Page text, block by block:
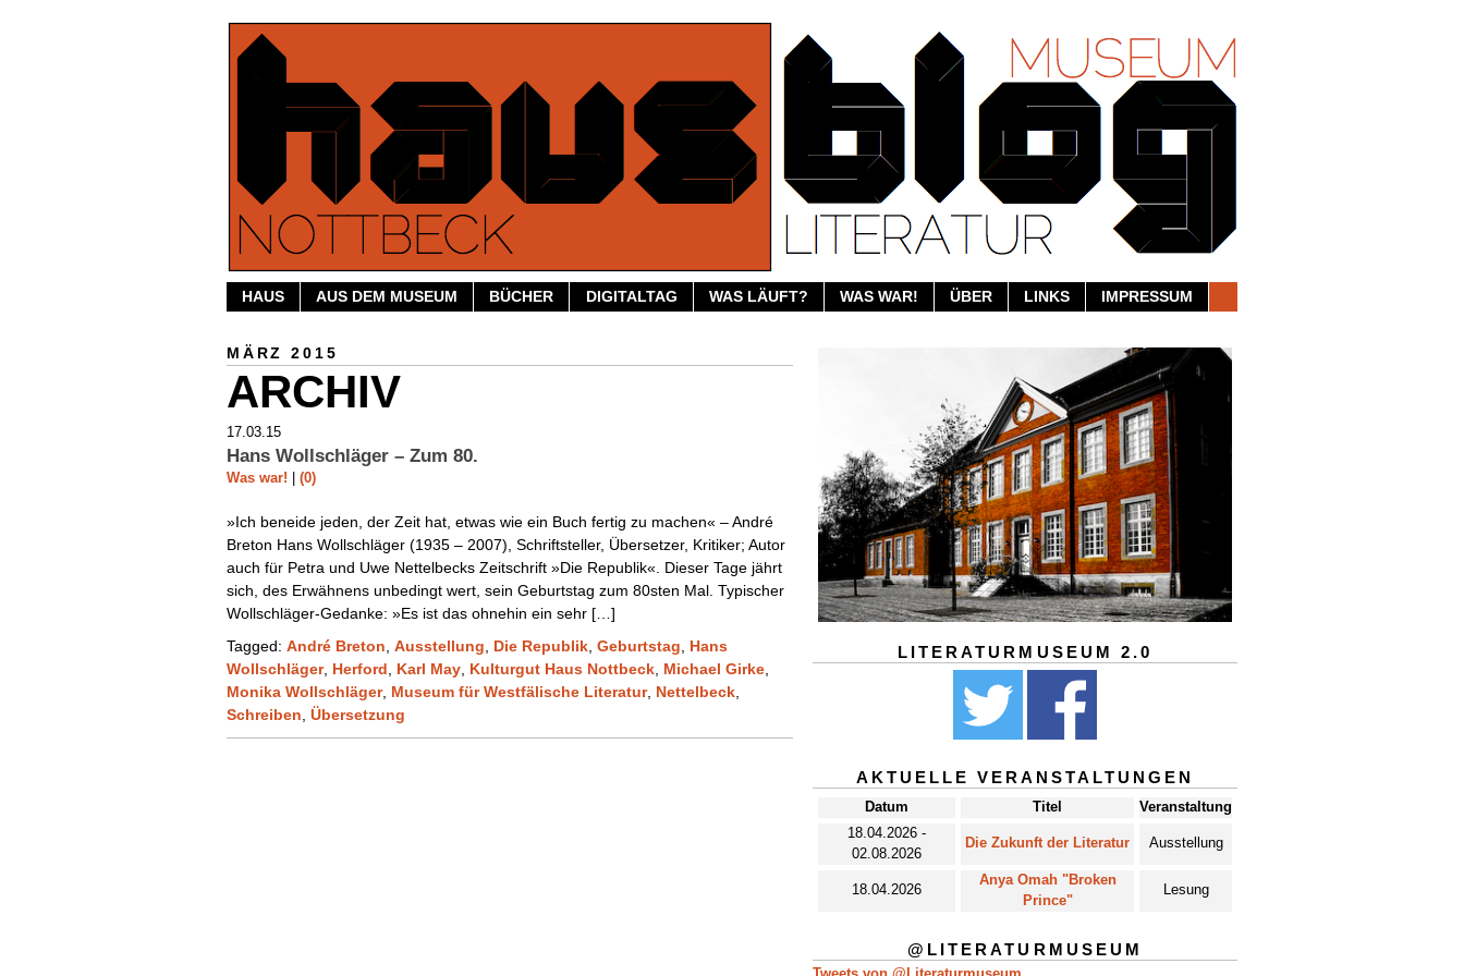
HAUS AUS DEM MUSEUM BÜCHER DIGITALTAG WAS LÄUFT? WAS WAR! ÜBER LINKS IMPRESSUM
MÄRZ 2015
ARCHIV
17.03.15
Hans Wollschläger – Zum 80.
Was war! (0)
»Ich beneide jeden, der Zeit hat, etwas wie ein Buch fertig zu machen« – André
Breton Hans Wollschläger (1935 – 2007), Schriftsteller, Übersetzer, Kritiker; Autor
auch für Petra und Uwe Nettelbecks Zeitschrift »Die Republik«. Dieser Tage jährt
sich, des Erwähnens unbedingt wert, sein Geburtstag zum 80sten Mal. Typischer
Wollschläger-Gedanke: »Es ist das ohnehin ein sehr […]
Tagged: André Breton Ausstellung Die Republik Geburtstag
Hans
Wollschläger, Herford Karl May Kulturgut Haus Nottbeck Michael Girke
Monika Wollschläger, Museum für Westfälische Literatur, Nettelbeck
Schreiben Übersetzung
LITERATURMUSEUM 2.0
AKTUELLE VERANSTALTUNGEN
Datum Titel
Veranstaltung
18.04.2026 -
02.08.2026
Die Zukunft der Literatur Ausstellung
18.04.2026
Anya Omah "Broken
Prince"
Lesung
@LITERATURMUSEUM